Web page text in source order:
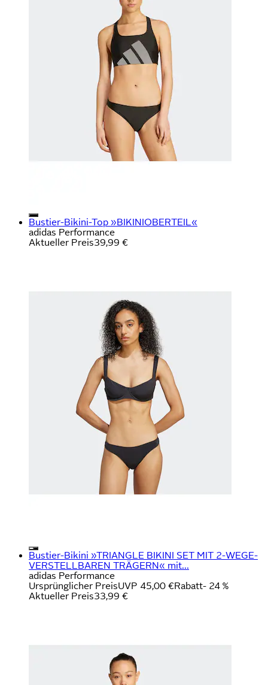
Bustier-Bikini-Top »BIKINIOBERTEIL«
adidas Performance
Aktueller Preis39,99 €
Bustier-Bikini »TRIANGLE BIKINI SET MIT 2-WEGE-
VERSTELLBAREN TRÄGERN« mit...
adidas Performance
Ursprünglicher PreisUVP 45,00 €Rabatt- 24 %
Aktueller Preis33,99 €